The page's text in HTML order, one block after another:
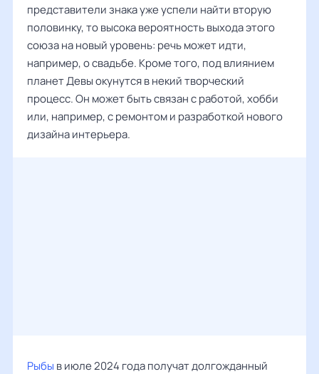
представители знака уже успели найти вторую
половинку, то высока вероятность выхода этого
союза на новый уровень: речь может идти,
например, о свадьбе. Кроме того, под влиянием
планет Девы окунутся в некий творческий
процесс. Он может быть связан с работой, хобби
или, например, с ремонтом и разработкой нового
дизайна интерьера.
Рыбы в июле 2024 года получат долгожданный